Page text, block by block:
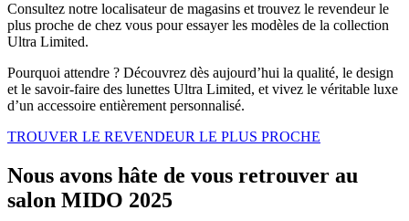
Consultez notre localisateur de magasins et trouvez le revendeur le
plus proche de chez vous pour essayer les modèles de la collection
Ultra Limited.
Pourquoi attendre ? Découvrez dès aujourd’hui la qualité, le design
et le savoir-faire des lunettes Ultra Limited, et vivez le véritable luxe
d’un accessoire entièrement personnalisé.
TROUVER LE REVENDEUR LE PLUS PROCHE
Nous avons hâte de vous retrouver au
salon MIDO 2025